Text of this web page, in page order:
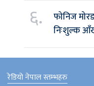
६.
फोनिज
निःशुल्क
रेडियो नेपाल स्तम्भहरु